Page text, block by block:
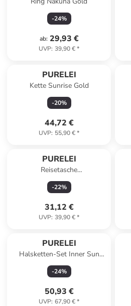
-24%
ab: 29,93 €
UVP: 39,90 €*
PURELEI
Kette Sunrise Gold
-20%
44,72 €
UVP: 55,90 €*
PURELEI
Reisetasche
Schmuckaufbewahrung Beige
-22%
31,12 €
UVP: 39,90 €*
PURELEI
Halsketten-Set Inner Sun
Gold
-24%
50,93 €
UVP: 67,90 €*